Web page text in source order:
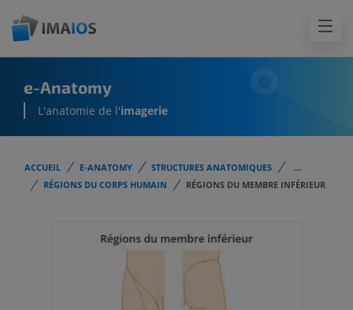
e-Anatomy
L'anatomie de l'imagerie
ACCUEIL E-ANATOMY STRUCTURES ANATOMIQUES
...
RÉGIONS DU CORPS HUMAIN
RÉGIONS DU MEMBRE INFÉRIEUR